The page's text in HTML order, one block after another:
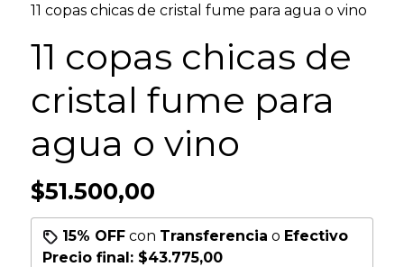
11 copas chicas de cristal fume para agua o vino
11 copas chicas de
cristal fume para
agua o vino
$51.500,00
15% OFFcon Transferencia o Efectivo
Precio final: $43.775,00